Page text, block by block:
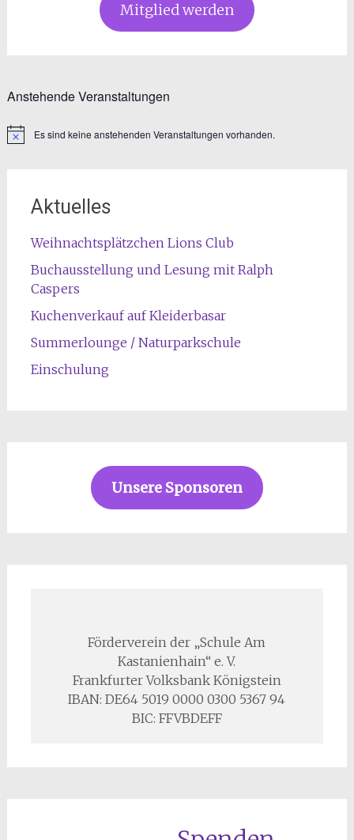
Mitglied werden
Anstehende Veranstaltungen
HinweisEs sind keine anstehenden Veranstaltungen vorhanden.
Aktuelles
Weihnachtsplätzchen Lions Club
Buchausstellung und Lesung mit Ralph
Caspers
Kuchenverkauf auf Kleiderbasar
Summerlounge / Naturparkschule
Einschulung
Unsere Sponsoren
Förderverein der „Schule Am
Kastanienhain“ e. V.
Frankfurter Volksbank Königstein
IBAN: DE64 5019 0000 0300 5367 94
BIC: FFVBDEFF